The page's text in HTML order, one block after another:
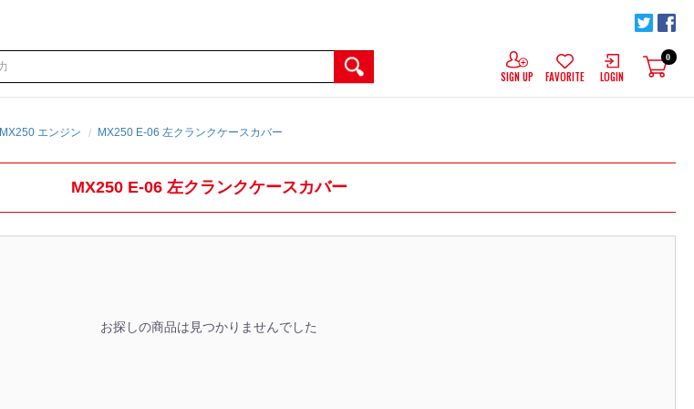
SIGN UP FAVORITE LOGIN
0
MX250 エンジン MX250 E-06 左クランクケースカバー
MX250 E-06 左クランクケースカバー
お探しの商品は見つかりませんでした